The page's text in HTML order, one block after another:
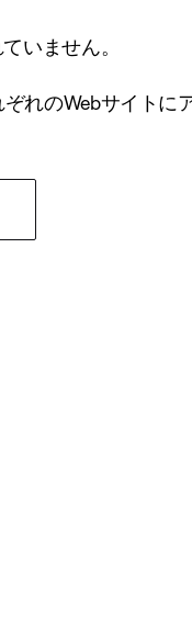
いません。
れのWebサイト